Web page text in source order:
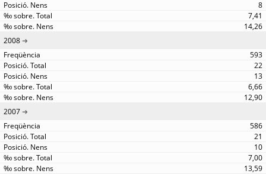
8
7,41
14,26
2008
593
22
13
6,66
12,90
2007
586
21
10
7,00
13,59